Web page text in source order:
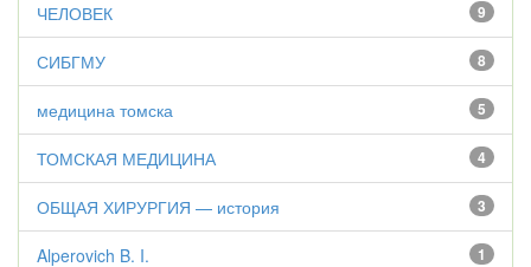
9
ЧЕЛОВЕК
8
СИБГМУ
5
медицина томска
4
ТОМСКАЯ МЕДИЦИНА
3
ОБЩАЯ ХИРУРГИЯ — история
1
Alperovich B. I.